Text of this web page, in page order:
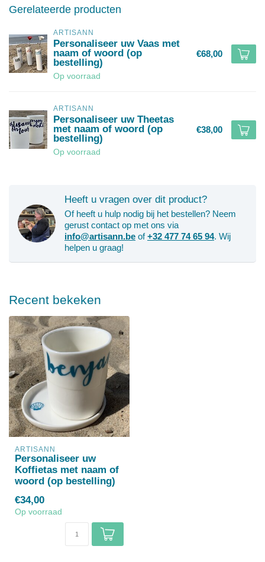
Gerelateerde producten
ARTISANN
Personaliseer uw Vaas met
naam of woord (op
bestelling)
Op voorraad
€68,00
ARTISANN
Personaliseer uw Theetas
met naam of woord (op
bestelling)
Op voorraad
€38,00
Heeft u vragen over dit product?
Of heeft u hulp nodig bij het bestellen? Neem
gerust contact op met ons via
info@artisann.be of+32 477 74 65 94. Wij
helpen u graag!
Recent bekeken
ARTISANN
Personaliseer uw
Koffietas met naam of
woord (op bestelling)
€34,00
Op voorraad